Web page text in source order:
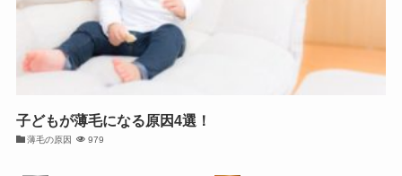
子どもが薄毛になる原因4選！
薄毛の原因 979